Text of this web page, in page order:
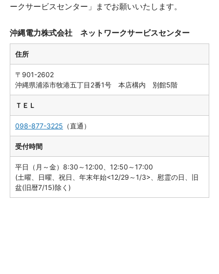
ークサービスセンター」までお願いいたします。
沖縄電力株式会社 ネットワークサービスセンター
住所
〒901-2602
沖縄県浦添市牧港五丁目2番1号 本店構内 別館5階
ＴＥＬ
098-877-3225 （直通）
受付時間
平日（月～金）8:30～12:00、12:50～17:00
(土曜、日曜、祝日、年末年始<12/29～1/3>、慰霊の日、旧
盆(旧暦7/15)除く)